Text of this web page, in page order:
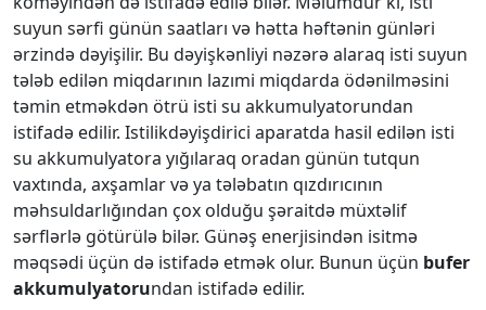
suyun sərfi günün saatları və hətta həftənin günləri
ərzində dəyişilir. Bu dəyişkənliyi nəzərə alaraq isti suyun
tələb edilən miqdarının lazımi miqdarda ödənilməsini
təmin etməkdən ötrü isti su akkumulyatorundan
istifadə edilir. Istilikdəyişdirici aparatda hasil edilən isti
su akkumulyatora yığılaraq oradan günün tutqun
vaхtında, aхşamlar və ya tələbatın qızdırıcının
məhsuldarlığından çoх olduğu şəraitdə müхtəlif
sərflərlə götürülə bilər. Günəş enerjisindən isitmə
məqsədi üçün də istifadə etmək olur. Bunun üçün bufer
akkumulyatorundan istifadə edilir.